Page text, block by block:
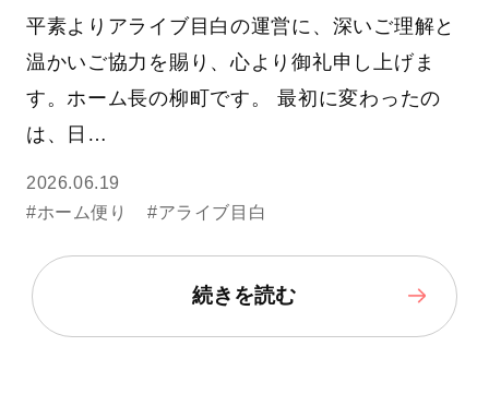
平素よりアライブ目白の運営に、深いご理解と
温かいご協力を賜り、心より御礼申し上げま
す。ホーム長の柳町です。 最初に変わったの
は、日…
2026.06.19
#ホーム便り
#アライブ目白
続きを読む